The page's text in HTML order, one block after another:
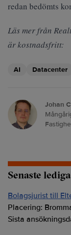
redan bedömts
Läs mer från
är kostnadsfritt:
AI Datacenter
Johan
Senaste
Bolagsjurist till
Placering:
Sista